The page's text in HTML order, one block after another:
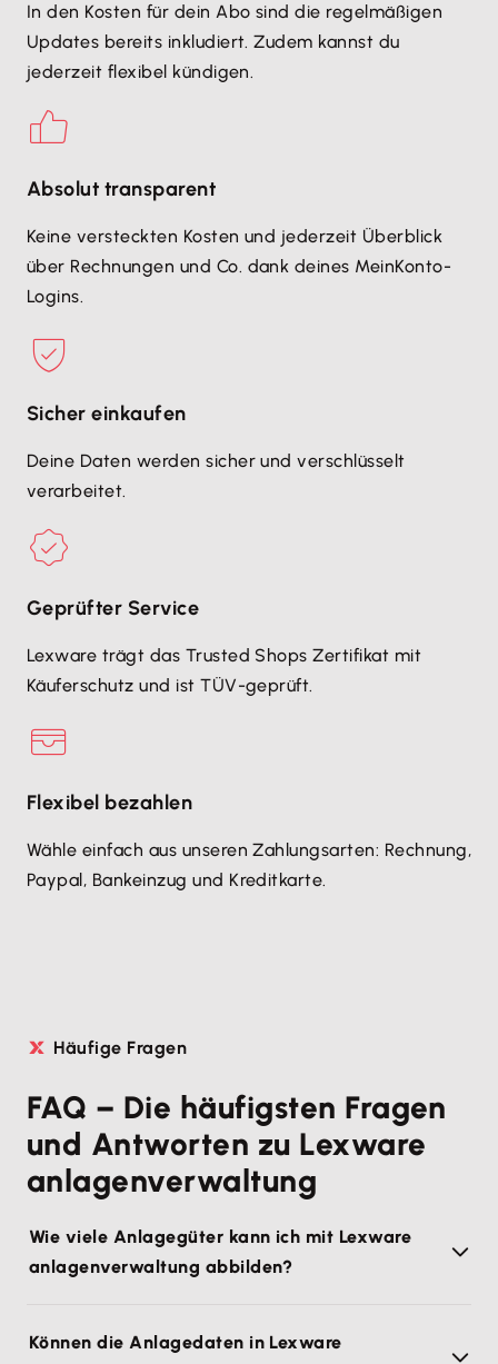
In den Kosten für dein Abo sind die regelmäßigen
Updates bereits inkludiert. Zudem kannst du
jederzeit flexibel kündigen.
Absolut transparent
Keine versteckten Kosten und jederzeit Überblick
über Rechnungen und Co. dank deines MeinKonto-
Logins.
Sicher einkaufen
Deine Daten werden sicher und verschlüsselt
verarbeitet.
Geprüfter Service
Lexware trägt das Trusted Shops Zertifikat mit
Käuferschutz und ist TÜV-geprüft.
Flexibel bezahlen
Wähle einfach aus unseren Zahlungsarten: Rechnung,
Paypal, Bankeinzug und Kreditkarte.
Häufige Fragen
FAQ – Die häufigsten Fragen
und Antworten zu Lexware
anlagenverwaltung
Wie viele Anlagegüter kann ich mit Lexware
anlagenverwaltung abbilden?
Können die Anlagedaten in Lexware